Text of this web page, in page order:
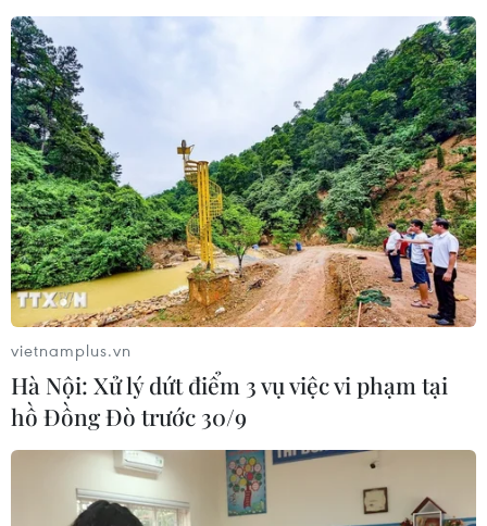
#Người Việt #Văn hóa Việt Nam
#Áo dài
#Ẩm thực
Theo dõi VietnamPlus
vietnamplus.vn
Hà Nội: Xử lý dứt điểm 3 vụ việc vi phạm tại
hồ Đồng Đò trước 30/9